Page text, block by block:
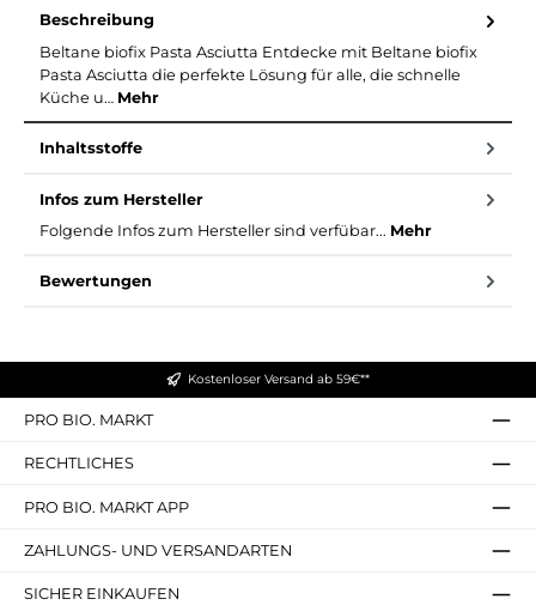
Beschreibung
Beltane biofix Pasta Asciutta Entdecke mit Beltane biofix
Pasta Asciutta die perfekte Lösung für alle, die schnelle
Küche u… Mehr
Inhaltsstoffe
Infos zum Hersteller
Folgende Infos zum Hersteller sind verfübar... Mehr
Bewertungen
Kostenloser Versand ab 59€**
PRO BIO. MARKT
RECHTLICHES
PRO BIO. MARKT APP
ZAHLUNGS- UND VERSANDARTEN
SICHER EINKAUFEN